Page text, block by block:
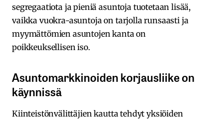
segregaatiota ja pieniä asuntoja tuotetaan lisää,
vaikka vuokra-asuntoja on tarjolla runsaasti ja
myymättömien asuntojen kanta on
poikkeuksellisen iso.
Asuntomarkkinoiden korjausliike on
käynnissä
Kiinteistönvälittäjien kautta tehdyt yksiöiden